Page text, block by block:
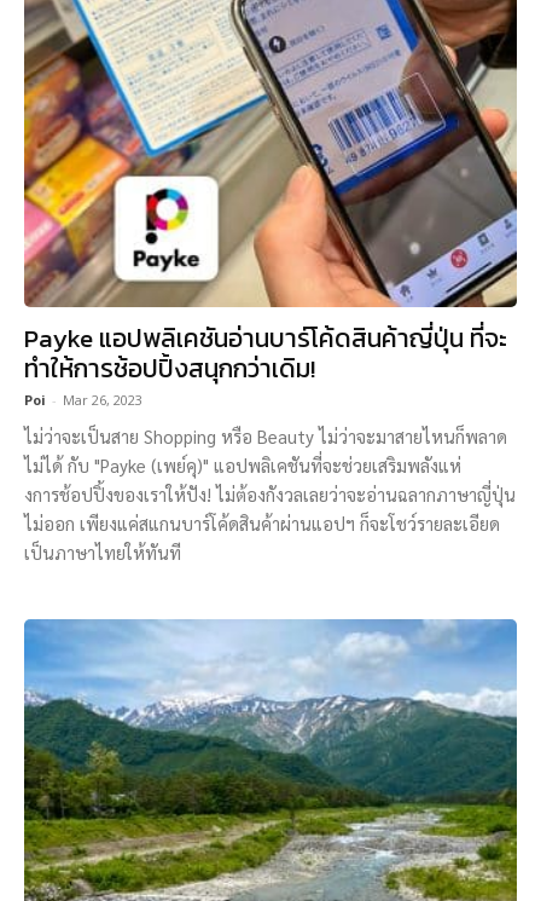
Payke แอปพลิเคชันอ่านบาร์โค้ดสินค้าญี่ปุ่น ที่จะ
ทำให้การช้อปปิ้งสนุกกว่าเดิม!
Poi - Mar 26, 2023
ไม่ว่าจะเป็นสาย Shopping หรือ Beauty ไม่ว่าจะมาสายไหนก็พลาด
ไม่ได้ กับ "Payke (เพย์คุ)" แอปพลิเคชันที่จะช่วยเสริมพลังแห่
งการช้อปปิ้งของเราให้ปัง! ไม่ต้องกังวลเลยว่าจะอ่านฉลากภาษาญี่ปุ่น
ไม่ออก เพียงแค่สแกนบาร์โค้ดสินค้าผ่านแอปฯ ก็จะโชว์รายละเอียด
เป็นภาษาไทยให้ทันที